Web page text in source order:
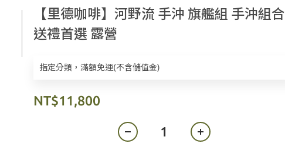
【里德咖啡】河野流 手沖 旗艦組 手沖組合
送禮首選 露營
指定分類，滿額免運(不含儲值金)
NT$11,800